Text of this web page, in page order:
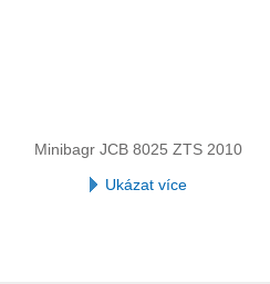
Minibagr JCB 8025 ZTS 2010
Ukázat více